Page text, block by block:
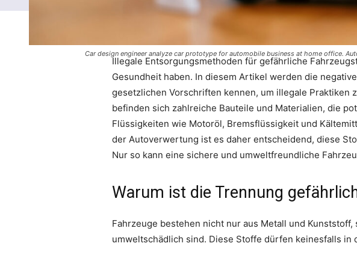
Car design engineer analyze car prototype for automobile business at home office.
Illegale Entsorgungsmethoden für gefährliche
Gesundheit haben. In diesem Artikel werden die
gesetzlichen Vorschriften kennen, um illegale Praktiken
befinden sich zahlreiche Bauteile und Materialien, die
Flüssigkeiten wie Motoröl, Bremsflüssigkeit und
der Autoverwertung ist es daher entscheidend, diese
Nur so kann eine sichere und umweltfreundliche
Warum ist die Trennung
Fahrzeuge bestehen nicht nur aus Metall und
umweltschädlich sind. Diese Stoffe dürfen keinesfalls